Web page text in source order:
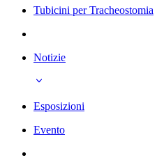
Tubicini per Tracheostomia
Notizie
Esposizioni
Evento